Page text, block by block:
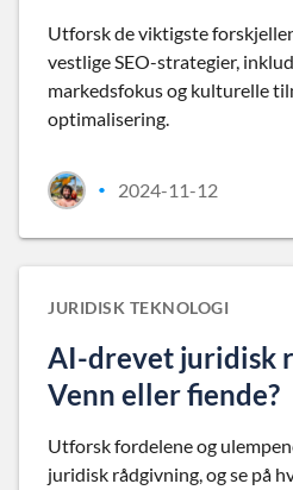
Utforsk de viktigste
vestlige SEO-strategier,
markedsfokus og kulturelle
optimalisering.
• 2024-11-12
JURIDISK TEKNOLOGI
AI-drevet juridisk
Venn eller fiende?
Utforsk fordelene og
juridisk rådgivning, og se på